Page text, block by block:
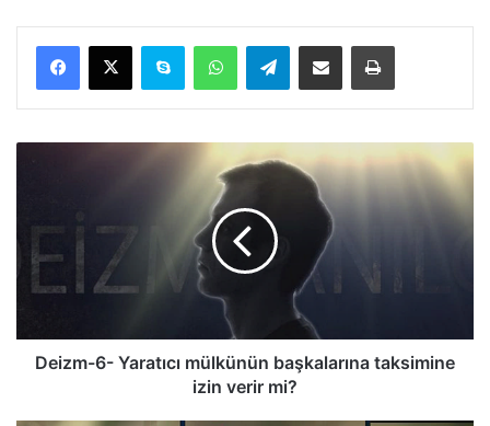
Telegram
Y
Deizm-6- Yaratıcı mülkünün başkalarına taksimine
izin verir mi?